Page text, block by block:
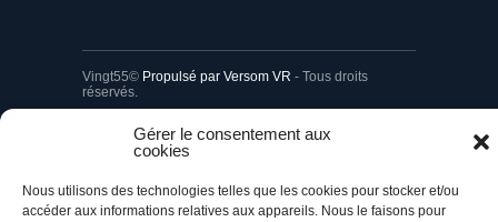
Gérer le consentement aux
cookies
Nous utilisons des technologies telles que les cookies pour stocker et/ou
accéder aux informations relatives aux appareils. Nous le faisons pour
Vingt55© Propulsé par Versom VR - Tous droits
réservés.